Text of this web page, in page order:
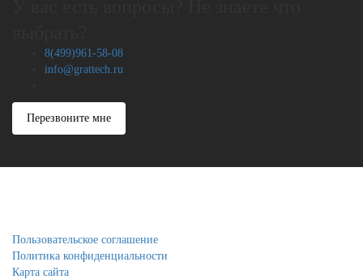
8(499)961-58-08
info@grattech.ru
Перезвоните мне
Пользовательское соглашение
Политика конфиденциальности
Карта сайта